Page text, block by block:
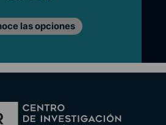
las opciones